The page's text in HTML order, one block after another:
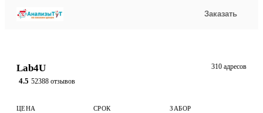
Заказать
Lab4U
4.5 52388 отзывов
310 адресов
ЦЕНА СРОК ЗАБОР